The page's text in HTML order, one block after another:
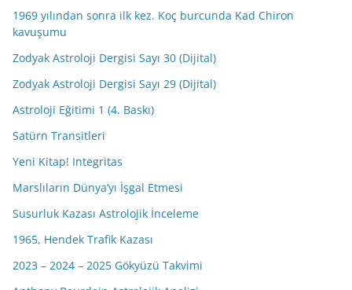
1969 yılından sonra ilk kez. Koç burcunda Kad Chiron
kavuşumu
Zodyak Astroloji Dergisi Sayı 30 (Dijital)
Zodyak Astroloji Dergisi Sayı 29 (Dijital)
Astroloji Eğitimi 1 (4. Baskı)
Satürn Transitleri
Yeni Kitap! Integritas
Marslıların Dünya’yı İşgal Etmesi
Susurluk Kazası Astrolojik İnceleme
1965, Hendek Trafik Kazası
2023 – 2024 – 2025 Gökyüzü Takvimi